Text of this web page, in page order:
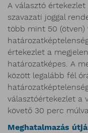
A választó
szavazati joggal
több mint 50 (ötven)
értekezlet a
határozatképes. A
között legalább fél
választóértekezlet a
követő 30 perc
Meghatalmazás